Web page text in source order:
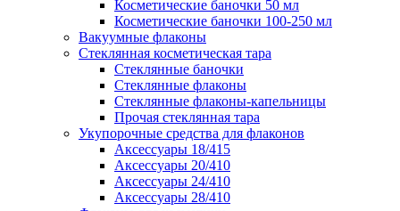
Косметические баночки 50 мл
Косметические баночки 100-250 мл
Вакуумные флаконы
Стеклянная косметическая тара
Стеклянные баночки
Стеклянные флаконы
Стеклянные флаконы-капельницы
Прочая стеклянная тара
Укупорочные средства для флаконов
Аксессуары 18/415
Аксессуары 20/410
Аксессуары 24/410
Аксессуары 28/410